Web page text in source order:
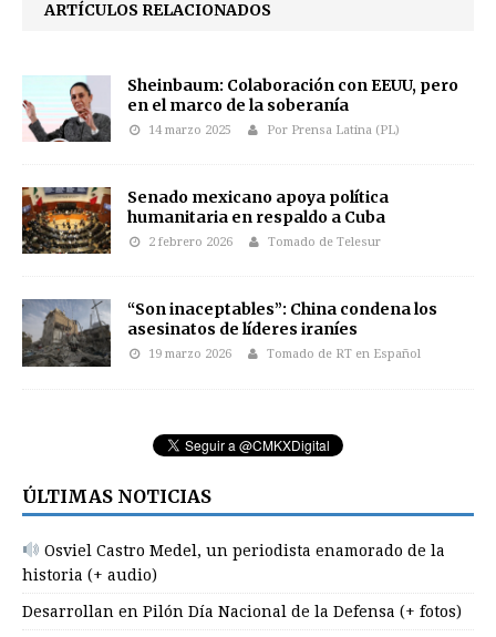
ARTÍCULOS RELACIONADOS
Sheinbaum: Colaboración con EEUU, pero
en el marco de la soberanía
14 marzo 2025 Por Prensa Latina (PL)
Senado mexicano apoya política
humanitaria en respaldo a Cuba
2 febrero 2026 Tomado de Telesur
“Son inaceptables”: China condena los
asesinatos de líderes iraníes
19 marzo 2026 Tomado de RT en Español
ÚLTIMAS NOTICIAS
Osviel Castro Medel, un periodista enamorado de la
historia (+ audio)
Desarrollan en Pilón Día Nacional de la Defensa (+ fotos)